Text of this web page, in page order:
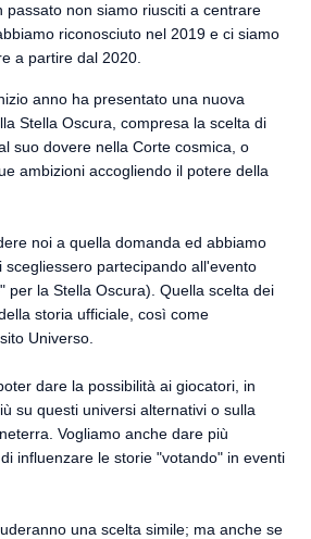
passato non siamo riusciti a centrare
riconosciuto nel 2019 e ci siamo
a partire dal 2020.
anno ha presentato una nuova
Stella Oscura, compresa la scelta di
suo dovere nella Corte cosmica, o
ambizioni accogliendo il potere della
noi a quella domanda ed abbiamo
scegliessero partecipando all'evento
per la Stella Oscura). Quella scelta dei
storia ufficiale, così come
Universo.
dare la possibilità ai giocatori, in
su questi universi alternativi o sulla
Vogliamo anche dare più
influenzare le storie "votando" in eventi
una scelta simile; ma anche se